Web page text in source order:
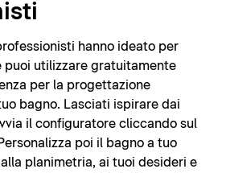
hanno ideato per
puoi utilizzare gratuitamente
per la progettazione
bagno. Lasciati ispirare dai
il configuratore cliccando sul
poi il bagno a tuo
planimetria, ai tuoi desideri e